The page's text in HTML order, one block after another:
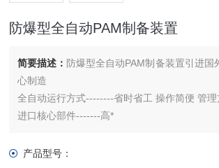
防爆型全自动PAM制备装置
简要描述： 防爆型全自动PAM制备装置引进国
心制造
全自动运行方式--------省时省工 操作简便 管理
进口核心部件-------高*
自诊断功能，故障报警输出
产品型号：